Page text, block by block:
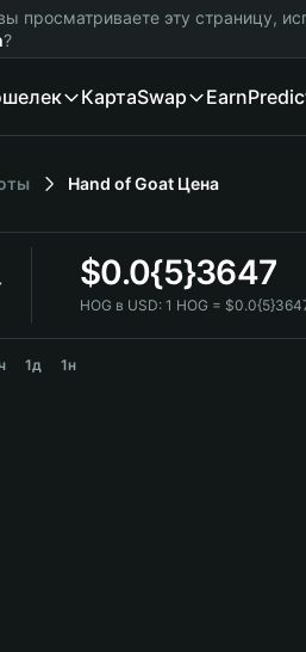
просматриваете эту страницу,
?
КартаSwap Earn
Hand of Goat Цена
$0.0{5}3647
HOG в USD: 1 HOG =
1д 1н